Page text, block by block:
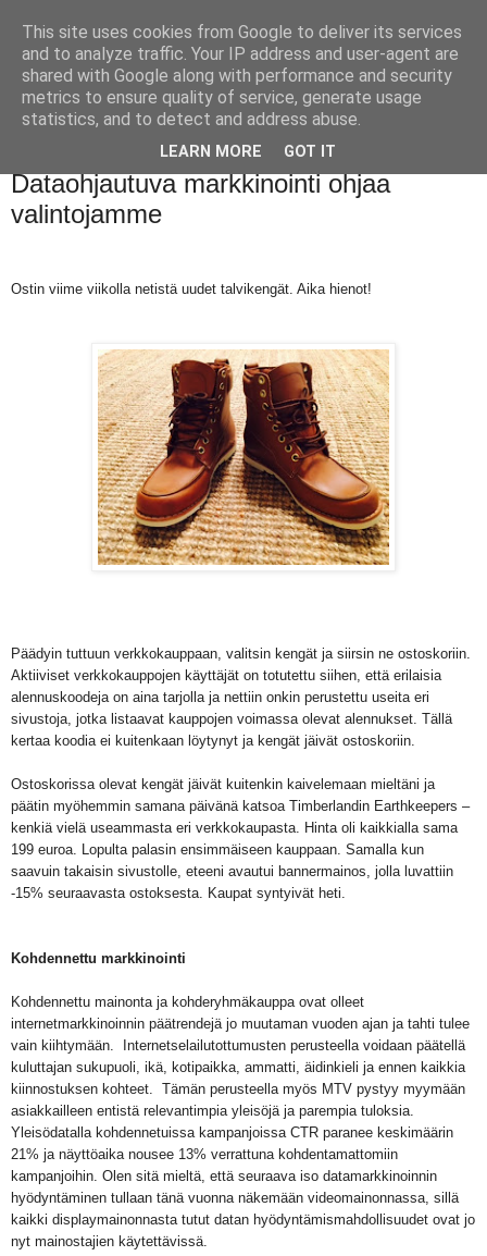
Dataohjautuva markkinointi ohjaa
valintojamme
Ostin viime viikolla netistä uudet talvikengät. Aika hienot!
Päädyin tuttuun verkkokauppaan, valitsin kengät ja siirsin ne ostoskoriin.
Aktiiviset verkkokauppojen käyttäjät on totutettu siihen, että erilaisia
alennuskoodeja on aina tarjolla ja nettiin onkin perustettu useita eri
sivustoja, jotka listaavat kauppojen voimassa olevat alennukset. Tällä
kertaa koodia ei kuitenkaan löytynyt ja kengät jäivät ostoskoriin.
Ostoskorissa olevat kengät jäivät kuitenkin kaivelemaan mieltäni ja
päätin myöhemmin samana päivänä katsoa Timberlandin Earthkeepers –
kenkiä vielä useammasta eri verkkokaupasta. Hinta oli kaikkialla sama
199 euroa. Lopulta palasin ensimmäiseen kauppaan. Samalla kun
saavuin takaisin sivustolle, eteeni avautui bannermainos, jolla luvattiin
-15% seuraavasta ostoksesta. Kaupat syntyivät heti.
Kohdennettu markkinointi
Kohdennettu mainonta ja kohderyhmäkauppa ovat olleet
internetmarkkinoinnin päätrendejä jo muutaman vuoden ajan ja tahti tulee
vain kiihtymään.
Internetselailutottumusten perusteella voidaan päätellä
kuluttajan sukupuoli, ikä, kotipaikka, ammatti, äidinkieli ja ennen kaikkia
kiinnostuksen kohteet. Tämän perusteella myös MTV pystyy myymään
asiakkailleen entistä relevantimpia yleisöjä ja parempia tuloksia.
Yleisödatalla kohdennetuissa kampanjoissa CTR paranee keskimäärin
21% ja näyttöaika nousee 13% verrattuna kohdentamattomiin
kampanjoihin. Olen sitä mieltä, että seuraava iso datamarkkinoinnin
hyödyntäminen tullaan tänä vuonna näkemään videomainonnassa, sillä
kaikki displaymainonnasta tutut datan hyödyntämismahdollisuudet ovat jo
nyt mainostajien käytettävissä.
This site uses cookies from Google to deliver its services
and to analyze traffic. Your IP address and user-agent are
shared with Google along with performance and security
metrics to ensure quality of service, generate usage
statistics, and to detect and address abuse.
LEARN MORE GOT IT